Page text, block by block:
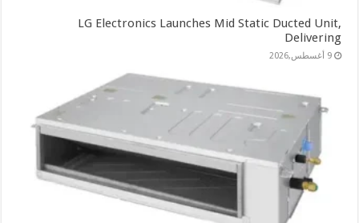
LG Electronics Launches Mid Static Ducted Unit,
Delivering
9 أغسطس,2026